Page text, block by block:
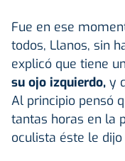
Fue en ese
todos, Llanos, sin
explicó que tiene
su ojo izquierdo, y
Al principio pensó
tantas horas en la
oculista éste le dijo